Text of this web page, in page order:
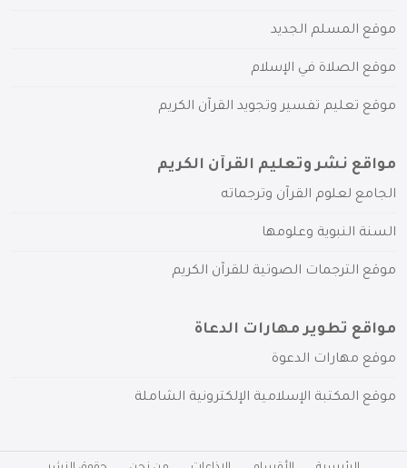
موقع المسلم الجديد
موقع الصلاة في الإسلام
موقع تعليم تفسير وتجويد القرآن الكريم
مواقع نشر وتعليم القرآن الكريم
الجامع لعلوم القرآن وترجماته
السنة النبوية وعلومها
موقع الترجمات الصوتية للقرآن الكريم
مواقع تطوير مهارات الدعاة
موقع مهارات الدعوة
موقع المكتبة الإسلامية الإلكترونية الشاملة